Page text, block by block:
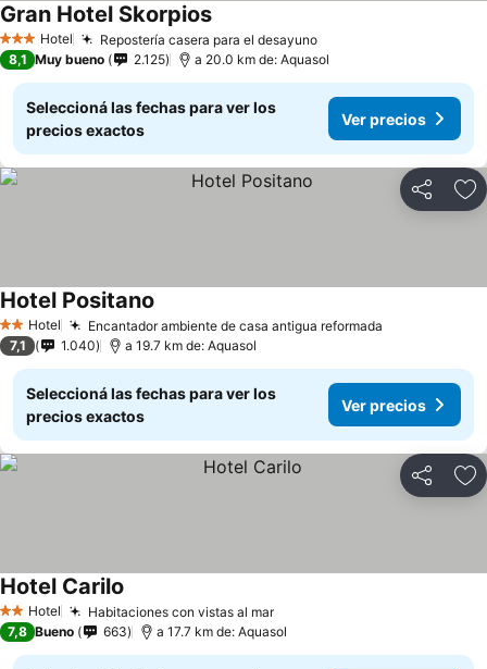
3 Estrellas
Hotel Repostería casera para el desayunoVer precios
Gran Hotel SkorpiosVer precios
8,1 Muy bueno 2.125 a 20.0 km de: Aquasol
Seleccioná las fechas para ver los
precios exactos
Ver precios
Compartir
2 Estrellas
Hotel Encantador ambiente de casa antigua reformada
Hotel Positano
7,1 1.040 a 19.7 km de: Aquasol
Seleccioná las fechas para ver los
precios exactos
Ver precios
Compartir
2 Estrellas
Hotel Habitaciones con vistas al marVer precios
Hotel Carilo
7,8 Bueno 663 a 17.7 km de: Aquasol